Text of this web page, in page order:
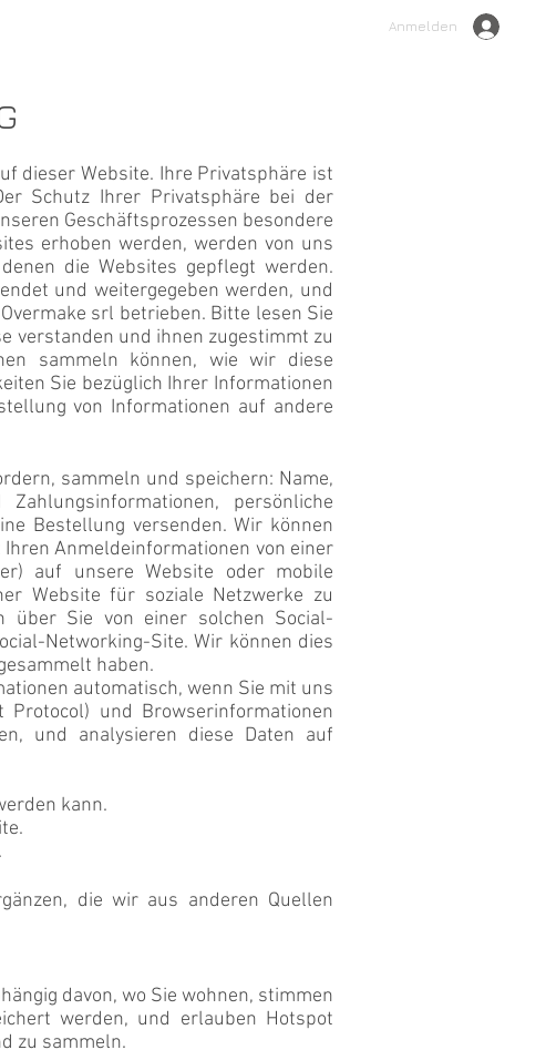
Anmelden
dieser Website. Ihre Privatsphäre ist
Schutz Ihrer Privatsphäre bei der
Geschäftsprozessen besondere
erhoben werden, werden von uns
die Websites gepflegt werden.
und weitergegeben werden, und
srl betrieben. Bitte lesen Sie
verstanden und ihnen zugestimmt zu
sammeln können, wie wir diese
Sie bezüglich Ihrer Informationen
von Informationen auf andere
sammeln und speichern: Name,
persönliche
Bestellung versenden. Wir können
Anmeldeinformationen von einer
auf unsere Website oder mobile
Website für soziale Netzwerke zu
über Sie von einer solchen Social-
Networking-Site. Wir können dies
haben.
automatisch, wenn Sie mit uns
und Browserinformationen
und analysieren diese Daten auf
kann.
die wir aus anderen Quellen
davon, wo Sie wohnen, stimmen
werden, und erlauben Hotspot
zu sammeln.